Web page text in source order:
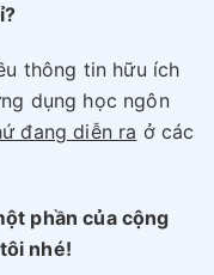
thông tin hữu ích
dụng học ngôn
đang diễn ra ở các
phần của cộng
nhé!